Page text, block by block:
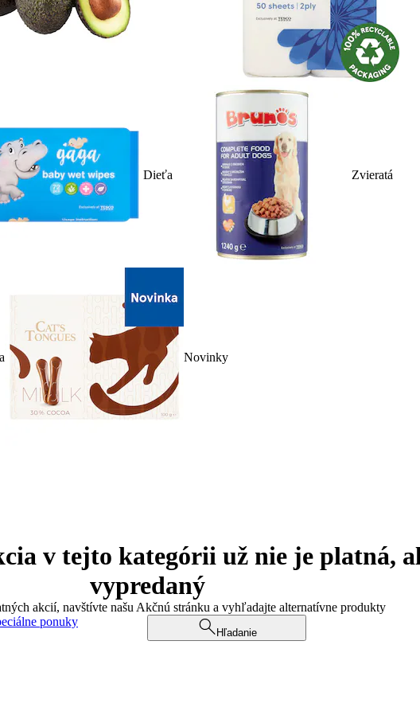
Dieťa Zvieratá
Novinky
v tejto kategórii už nie je platná,
vypredaný
akcií, navštívte našu Akčnú stránku a vyhľadajte alternatívne produkty
ponuky
Hľadanie